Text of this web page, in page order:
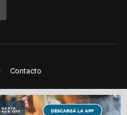
Contacto
y privacidad Copyright. Todos los